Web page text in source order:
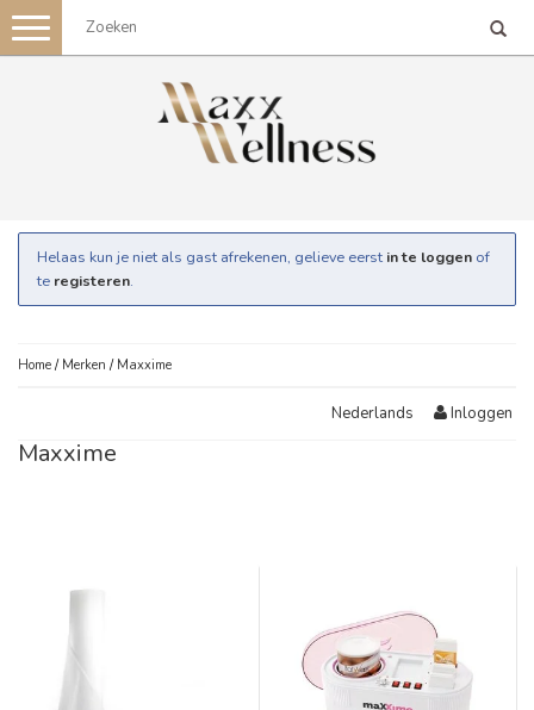
Toggle
navigation
Helaas kun je niet als gast afrekenen, gelieve eerst in te loggen of
te registeren.
Home / Merken / Maxxime
Nederlands Inloggen
Maxxime